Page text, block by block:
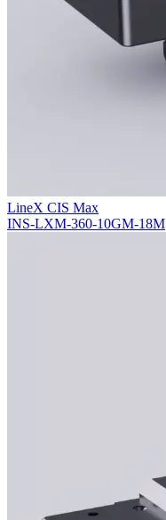
LineX CIS Max
INS-LXM-360-10GM-18M